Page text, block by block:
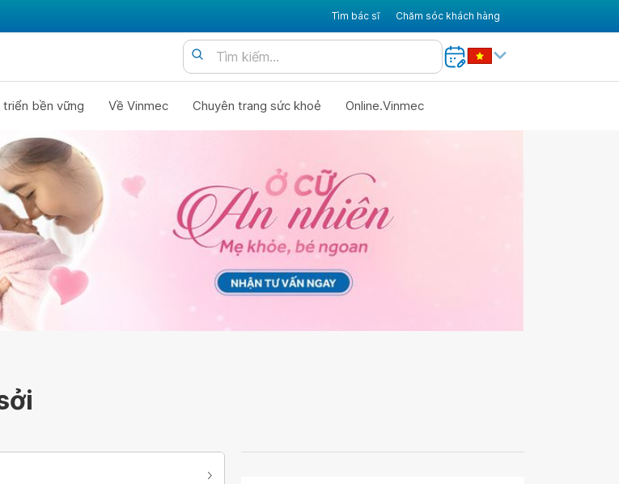
Tìm bác sĩ Chăm sóc khách hàng
triển bền vững Về Vinmec Chuyên trang sức khoẻ Online.Vinmec